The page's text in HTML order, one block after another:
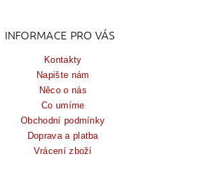
INFORMACE PRO VÁS
Kontakty
Napište nám
Něco o nás
Co umíme
Obchodní podmínky
Doprava a platba
Vrácení zboží